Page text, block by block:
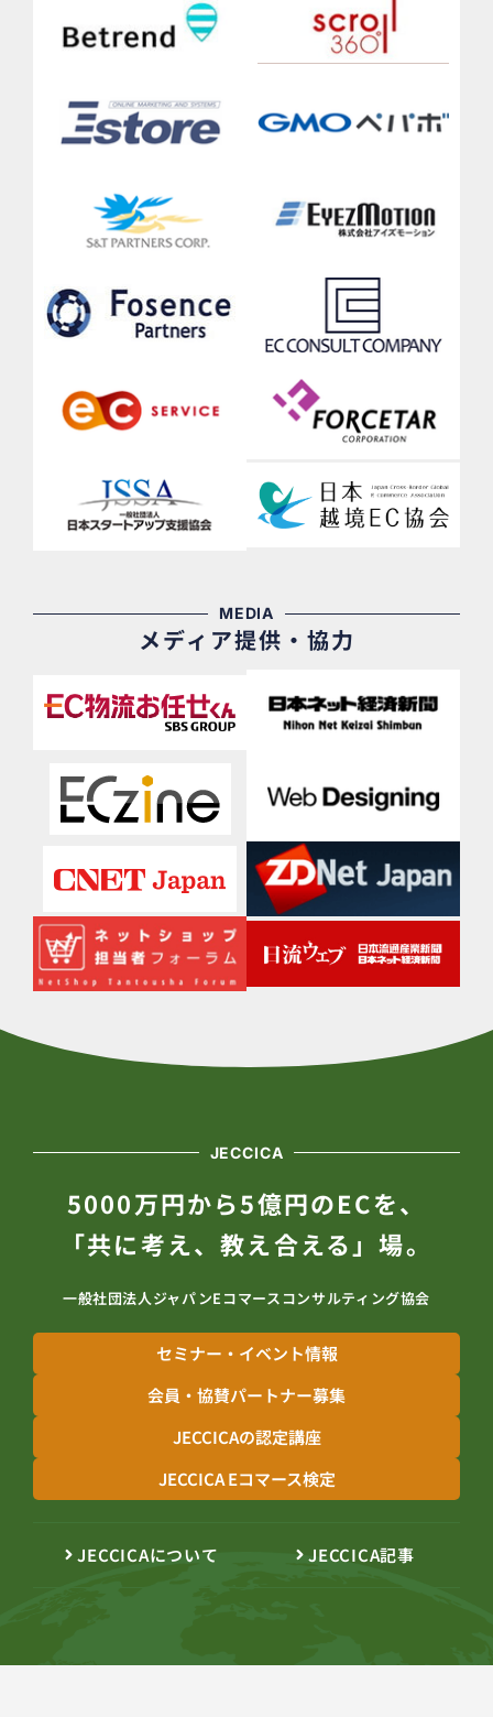
MEDIA
メディア提供・協力
JECCICA
5000万円から5億円のECを、
「共に考え、教え合える」場。
一般社団法人ジャパンEコマースコンサルティング協会
セミナー・イベント情報
会員・協賛パートナー募集
JECCICAの認定講座
JECCICA Eコマース検定
JECCICAについて JECCICA記事